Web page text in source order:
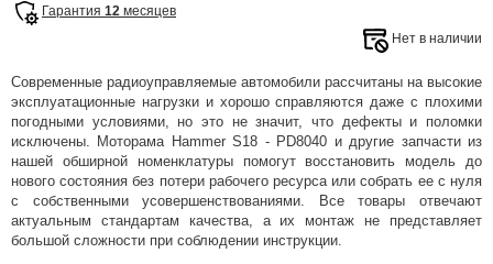
Гарантия 12 месяцев
Нет в наличии
Современные радиоуправляемые автомобили рассчитаны на высокие
эксплуатационные нагрузки и хорошо справляются даже с плохими
погодными условиями, но это не значит, что дефекты и поломки
исключены. Моторама Hammer S18 - PD8040 и другие запчасти из
нашей обширной номенклатуры помогут восстановить модель до
нового состояния без потери рабочего ресурса или собрать ее с нуля
с собственными усовершенствованиями. Все товары отвечают
актуальным стандартам качества, а их монтаж не представляет
большой сложности при соблюдении инструкции.